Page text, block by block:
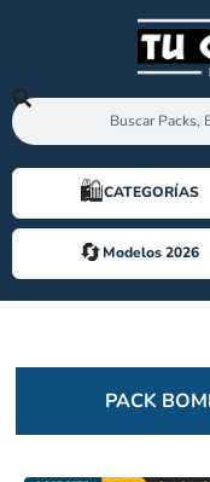
🛍️️CATEGORÍAS
🔄Modelos 2026
PACK